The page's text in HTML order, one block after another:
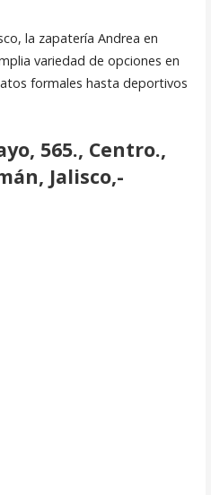
la zapatería Andrea en
variedad de opciones en
formales hasta deportivos
565., Centro.,
Jalisco,-